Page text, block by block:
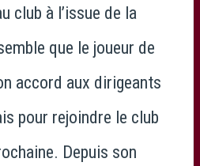
club à l’issue de la
que le joueur de
accord aux dirigeants
pour rejoindre le club
Depuis son